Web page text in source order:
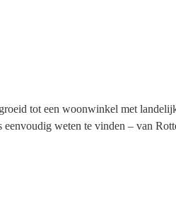
tot een woonwinkel met
weten te vinden – van